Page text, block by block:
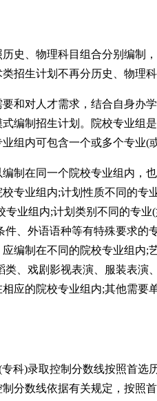
史、物理科目组合分别编制
招生计划不再分历史、物理
和对人才需求，结合自身办
编制招生计划。院校专业组
组内可包含一个或多个专业(
制在同一个院校专业组内，
专业组内;计划性质不同的
专业组内;计划类别不同的专
件、外语语种等有特殊要求
编制在不同的院校专业组内;
类、戏剧影视表演、服装表
应的院校专业组内;其他需
科)录取控制分数线按照首
分数线依据有关规定，按照